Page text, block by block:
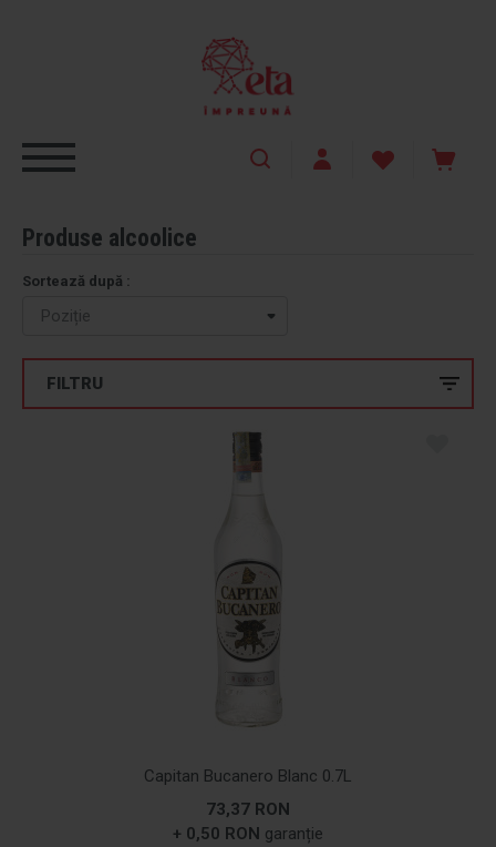
Produse alcoolice
Sortează după :
FILTRU
Capitan Bucanero Blanc 0.7L
73,37 RON
+ 0,50 RON garanție